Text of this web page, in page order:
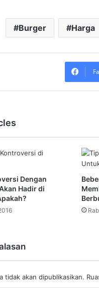
Burger Harga
Dengan
Hadir di
tidak akan dipublikasikan.